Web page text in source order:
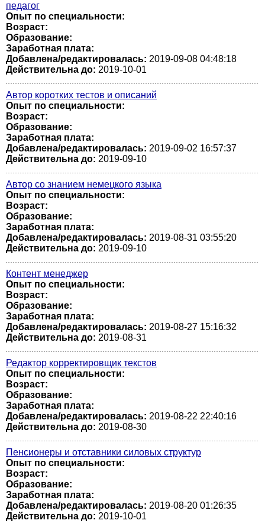
педагог
Опыт по специальности:
Возраст:
Образование:
Заработная плата:
Добавлена/редактировалась: 2019-09-08 04:48:18
Действительна до: 2019-10-01
Автор коротких тестов и описаний
Опыт по специальности:
Возраст:
Образование:
Заработная плата:
Добавлена/редактировалась: 2019-09-02 16:57:37
Действительна до: 2019-09-10
Автор со знанием немецкого языка
Опыт по специальности:
Возраст:
Образование:
Заработная плата:
Добавлена/редактировалась: 2019-08-31 03:55:20
Действительна до: 2019-09-10
Контент менеджер
Опыт по специальности:
Возраст:
Образование:
Заработная плата:
Добавлена/редактировалась: 2019-08-27 15:16:32
Действительна до: 2019-08-31
Редактор корректировщик текстов
Опыт по специальности:
Возраст:
Образование:
Заработная плата:
Добавлена/редактировалась: 2019-08-22 22:40:16
Действительна до: 2019-08-30
Пенсионеры и отставники силовых структур
Опыт по специальности:
Возраст:
Образование:
Заработная плата:
Добавлена/редактировалась: 2019-08-20 01:26:35
Действительна до: 2019-10-01